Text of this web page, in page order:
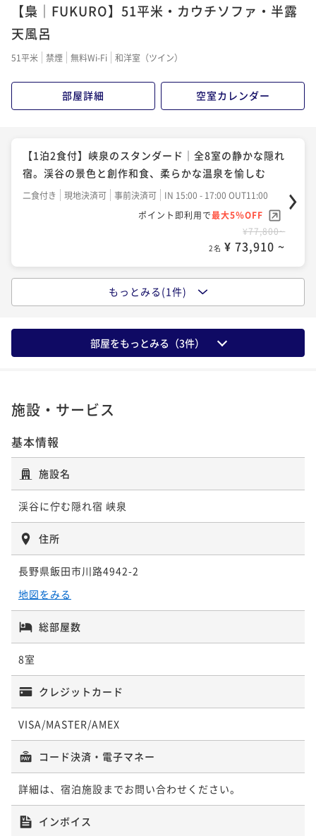
【梟｜FUKURO】51平米・カウチソファ・半露
天風呂
51平米 禁煙 無料Wi-Fi 和洋室（ツイン）
部屋詳細 空室カレンダー
【1泊2食付】峡泉のスタンダード｜全8室の静かな隠れ
宿。渓谷の景色と創作和食、柔らかな温泉を愉しむ
二食付き 現地決済可 事前決済可
IN 15:00 - 17:00 OUT11:00
ポイント即利用で最大5％OFF
¥77,800~
2名 ¥ 73,910 ~
【1泊2食付・記念日】峡泉で祝う特別な日｜静かな隠
現地決済可 事前決済可
IN 15:00 - 17:00 OUT11:00
ポイント即利用で最大5％OFF
もっとみる(1件)
部屋をもっとみる（3件）
施設・サービス
基本情報
施設名
渓谷に佇む隠れ宿 峡泉
住所
長野県飯田市川路4942-2
地図をみる
総部屋数
8室
クレジットカード
VISA/MASTER/AMEX
コード決済・電子マネー
詳細は、宿泊施設までお問い合わせください。
インボイス